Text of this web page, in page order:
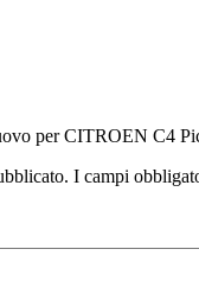
per CITROEN C4
I campi